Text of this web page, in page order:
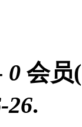
0 会员(
26.